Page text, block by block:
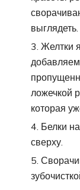
выглядеть.
Желтки
ложечкой
которая
Белки
сверху.